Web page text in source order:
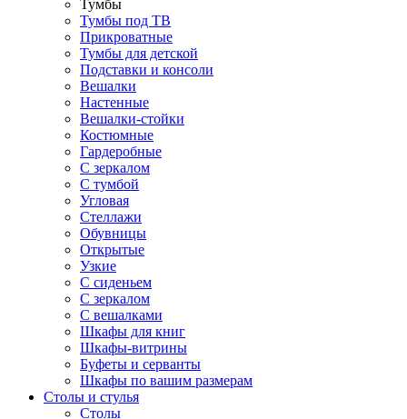
Тумбы
Тумбы под ТВ
Прикроватные
Тумбы для детской
Подставки и консоли
Вешалки
Настенные
Вешалки-стойки
Костюмные
Гардеробные
С зеркалом
С тумбой
Угловая
Стеллажи
Обувницы
Открытые
Узкие
С сиденьем
С зеркалом
С вешалками
Шкафы для книг
Шкафы-витрины
Буфеты и серванты
Шкафы по вашим размерам
Столы и стулья
Столы